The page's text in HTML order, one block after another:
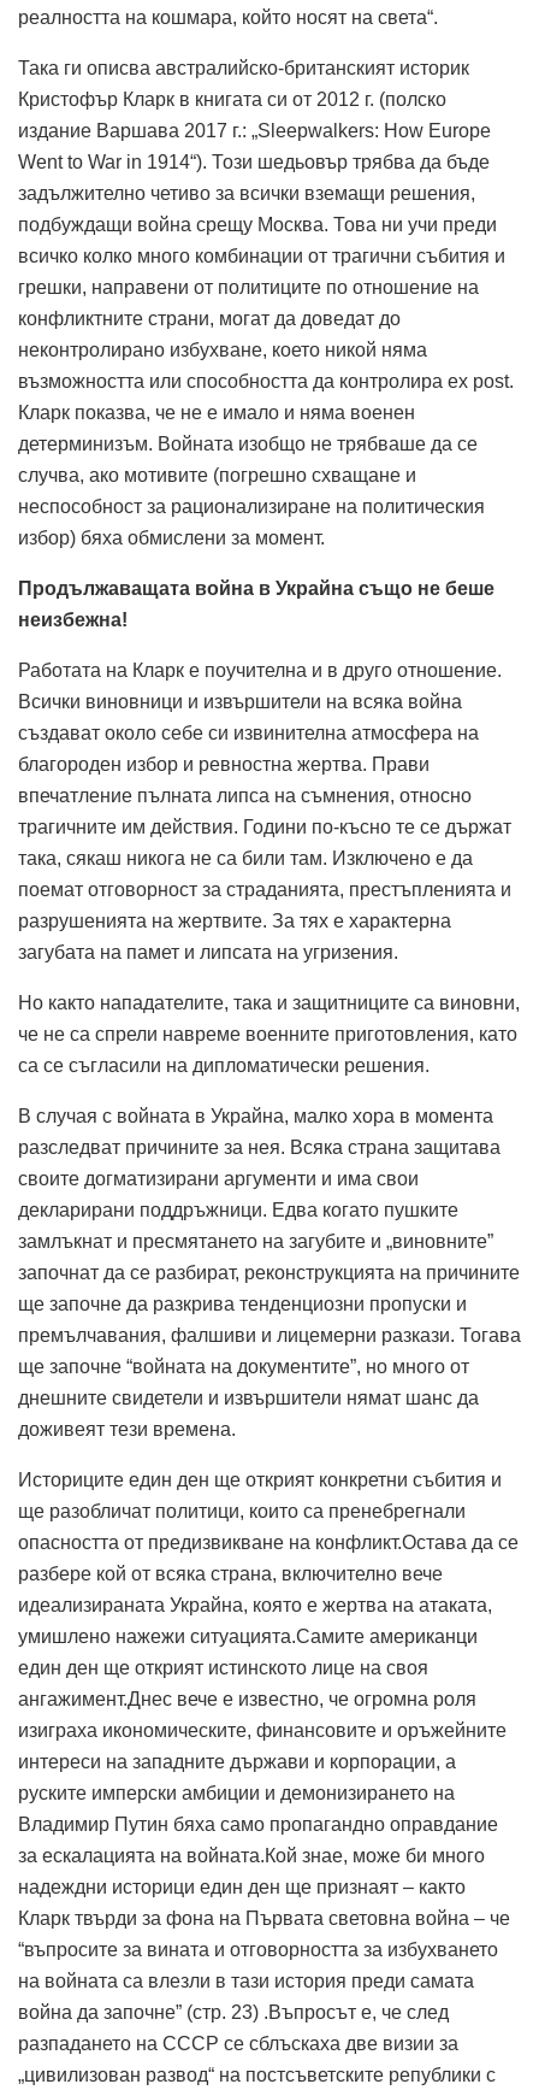
реалността на кошмара, който носят на света“.
Така ги описва австралийско-британският историк
Кристофър Кларк в книгата си от 2012 г. (полско
издание Варшава 2017 г.: „Sleepwalkers: How Europe
Went to War in 1914“). Този шедьовър трябва да бъде
задължително четиво за всички вземащи решения,
подбуждащи война срещу Москва. Това ни учи преди
всичко колко много комбинации от трагични събития и
грешки, направени от политиците по отношение на
конфликтните страни, могат да доведат до
неконтролирано избухване, което никой няма
възможността или способността да контролира ex post.
Кларк показва, че не е имало и няма военен
детерминизъм. Войната изобщо не трябваше да се
случва, ако мотивите (погрешно схващане и
неспособност за рационализиране на политическия
избор) бяха обмислени за момент.
Продължаващата война в Украйна също не беше
неизбежна!
Работата на Кларк е поучителна и в друго отношение.
Всички виновници и извършители на всяка война
създават около себе си извинителна атмосфера на
благороден избор и ревностна жертва. Прави
впечатление пълната липса на съмнения, относно
трагичните им действия. Години по-късно те се държат
така, сякаш никога не са били там. Изключено е да
поемат отговорност за страданията, престъпленията и
разрушенията на жертвите. За тях е характерна
загубата на памет и липсата на угризения.
Но както нападателите, така и защитниците са виновни,
че не са спрели навреме военните приготовления, като
са се съгласили на дипломатически решения.
В случая с войната в Украйна, малко хора в момента
разследват причините за нея. Всяка страна защитава
своите догматизирани аргументи и има свои
декларирани поддръжници. Едва когато пушките
замлъкнат и пресмятането на загубите и „виновните”
започнат да се разбират, реконструкцията на причините
ще започне да разкрива тенденциозни пропуски и
премълчавания, фалшиви и лицемерни разкази. Тогава
ще започне “войната на документите”, но много от
днешните свидетели и извършители нямат шанс да
доживеят тези времена.
Историците един ден ще открият конкретни събития и
ще разобличат политици, които са пренебрегнали
опасността от предизвикване на конфликт.Остава да се
разбере кой от всяка страна, включително вече
идеализираната Украйна, която е жертва на атаката,
умишлено нажежи ситуацията.Самите американци
един ден ще открият истинското лице на своя
ангажимент.Днес вече е известно, че огромна роля
изиграха икономическите, финансовите и оръжейните
интереси на западните държави и корпорации, а
руските имперски амбиции и демонизирането на
Владимир Путин бяха само пропагандно оправдание
за ескалацията на войната.Кой знае, може би много
надеждни историци един ден ще признаят – както
Кларк твърди за фона на Първата световна война – че
“въпросите за вината и отговорността за избухването
на войната са влезли в тази история преди самата
война да започне” (стр. 23) .Въпросът е, че след
разпадането на СССР се сблъскаха две визии за
„цивилизован развод“ на постсъветските републики с